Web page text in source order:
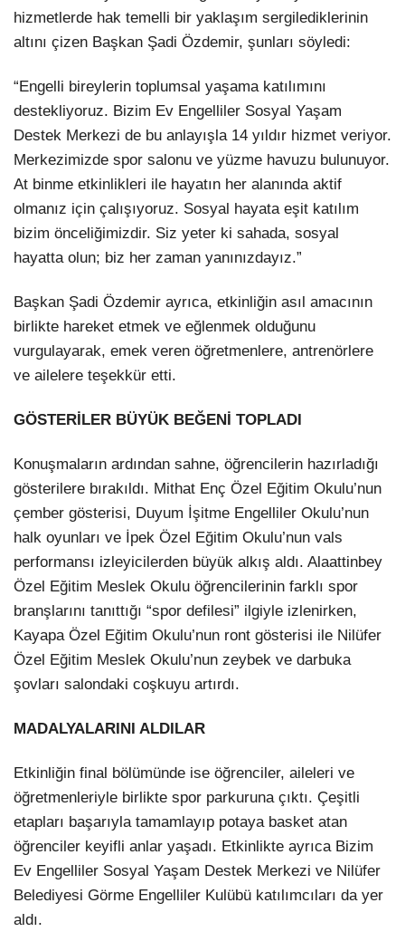
hizmetlerde hak temelli bir yaklaşım sergilediklerinin
altını çizen Başkan Şadi Özdemir, şunları söyledi:
“Engelli bireylerin toplumsal yaşama katılımını
destekliyoruz. Bizim Ev Engelliler Sosyal Yaşam
Destek Merkezi de bu anlayışla 14 yıldır hizmet veriyor.
Merkezimizde spor salonu ve yüzme havuzu bulunuyor.
At binme etkinlikleri ile hayatın her alanında aktif
olmanız için çalışıyoruz. Sosyal hayata eşit katılım
bizim önceliğimizdir. Siz yeter ki sahada, sosyal
hayatta olun; biz her zaman yanınızdayız.”
Başkan Şadi Özdemir ayrıca, etkinliğin asıl amacının
birlikte hareket etmek ve eğlenmek olduğunu
vurgulayarak, emek veren öğretmenlere, antrenörlere
ve ailelere teşekkür etti.
GÖSTERİLER BÜYÜK BEĞENİ TOPLADI
Konuşmaların ardından sahne, öğrencilerin hazırladığı
gösterilere bırakıldı. Mithat Enç Özel Eğitim Okulu’nun
çember gösterisi, Duyum İşitme Engelliler Okulu’nun
halk oyunları ve İpek Özel Eğitim Okulu’nun vals
performansı izleyicilerden büyük alkış aldı. Alaattinbey
Özel Eğitim Meslek Okulu öğrencilerinin farklı spor
branşlarını tanıttığı “spor defilesi” ilgiyle izlenirken,
Kayapa Özel Eğitim Okulu’nun ront gösterisi ile Nilüfer
Özel Eğitim Meslek Okulu’nun zeybek ve darbuka
şovları salondaki coşkuyu artırdı.
MADALYALARINI ALDILAR
Etkinliğin final bölümünde ise öğrenciler, aileleri ve
öğretmenleriyle birlikte spor parkuruna çıktı. Çeşitli
etapları başarıyla tamamlayıp potaya basket atan
öğrenciler keyifli anlar yaşadı. Etkinlikte ayrıca Bizim
Ev Engelliler Sosyal Yaşam Destek Merkezi ve Nilüfer
Belediyesi Görme Engelliler Kulübü katılımcıları da yer
aldı.